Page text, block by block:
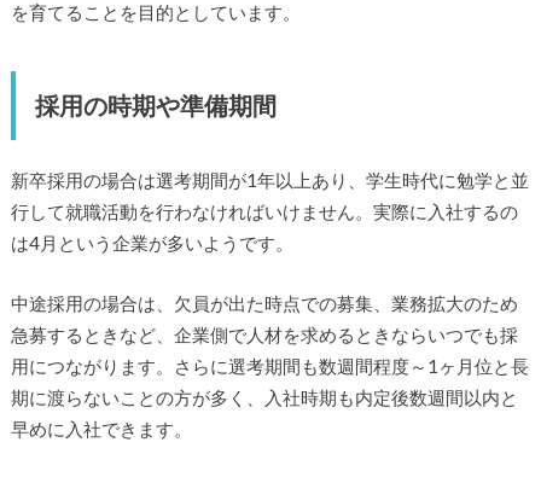
を育てることを目的としています。
採用の時期や準備期間
新卒採用の場合は選考期間が1年以上あり、学生時代に勉学と並
行して就職活動を行わなければいけません。実際に入社するの
は4月という企業が多いようです。
中途採用の場合は、欠員が出た時点での募集、業務拡大のため
急募するときなど、企業側で人材を求めるときならいつでも採
用につながります。さらに選考期間も数週間程度～1ヶ月位と長
期に渡らないことの方が多く、入社時期も内定後数週間以内と
早めに入社できます。